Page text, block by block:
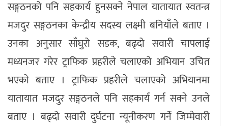
सङ्गठनको पनि सहकार्य हुनसक्ने नेपाल यातायात स्वतन्त्र
मजदुर सङ्गठनका केन्द्रीय सदस्य लक्ष्मी बनियाँले बताए ।
उनका अनुसार साँघुरो सडक, बढ्दो सवारी चापलाई
मध्यनजर गरेर ट्राफिक प्रहरीले चलाएको अभियान उचित
भएको बताए । ट्राफिक प्रहरीले चलाएको अभियानमा
यातायात मजदुर सङ्गठनले पनि सहकार्य गर्न सक्ने उनले
बताए । बढ्दो सवारी दुर्घटना न्यूनीकरण गर्ने जिम्मेवारी